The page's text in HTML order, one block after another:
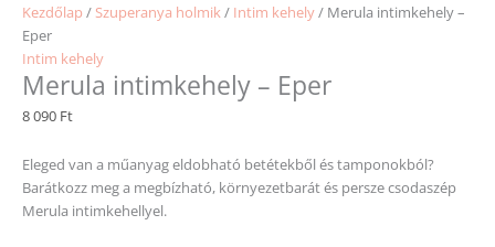
Kezdőlap / Szuperanya holmik/ Intim kehely/ Merula intimkehely –
Eper
Intim kehely
Merula intimkehely – Eper
8 090 Ft
Eleged van a műanyag eldobható betétekből és tamponokból?
Barátkozz meg a megbízható, környezetbarát és persze csodaszép
Merula intimkehellyel.